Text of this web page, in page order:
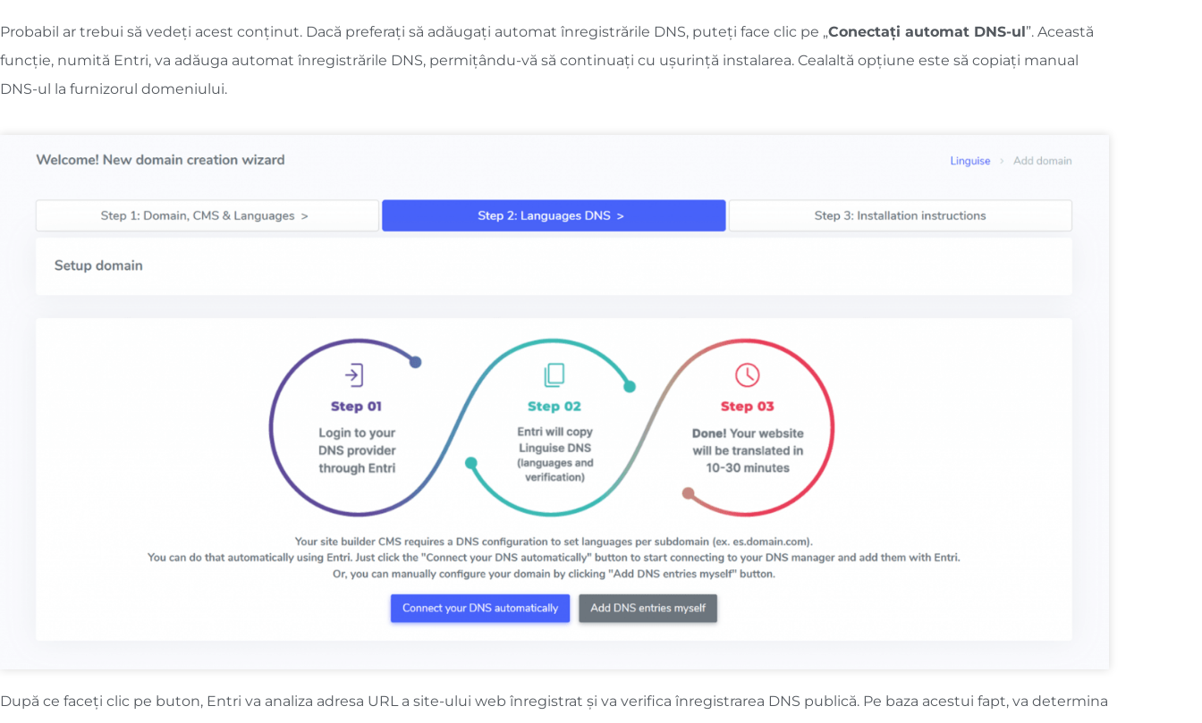
Probabil ar trebui să vedeți acest conținut. Dacă preferați să adăugați automat înregistrările DNS, puteți face clic pe „Conectați automat DNS-ul”. Această
funcție, numită Entri, va adăuga automat înregistrările DNS, permițându-vă să continuați cu ușurință instalarea. Cealaltă opțiune este să copiați manual
DNS-ul la furnizorul domeniului.
După ce faceți clic pe buton, Entri va analiza adresa URL a site-ului web înregistrat și va verifica înregistrarea DNS publică. Pe baza acestui fapt, va determina